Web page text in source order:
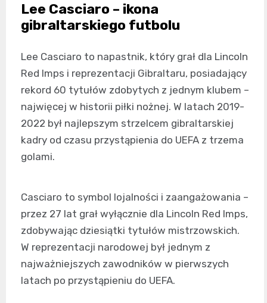
Lee Casciaro – ikona
gibraltarskiego futbolu
Lee Casciaro to napastnik, który grał dla Lincoln
Red Imps i reprezentacji Gibraltaru, posiadający
rekord 60 tytułów zdobytych z jednym klubem –
najwięcej w historii piłki nożnej. W latach 2019-
2022 był najlepszym strzelcem gibraltarskiej
kadry od czasu przystąpienia do UEFA z trzema
golami.
Casciaro to symbol lojalności i zaangażowania –
przez 27 lat grał wyłącznie dla Lincoln Red Imps,
zdobywając dziesiątki tytułów mistrzowskich.
W reprezentacji narodowej był jednym z
najważniejszych zawodników w pierwszych
latach po przystąpieniu do UEFA.